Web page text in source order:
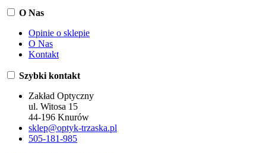
O Nas
Opinie o sklepie
O Nas
Kontakt
Szybki kontakt
Zakład Optyczny
ul. Witosa 15
44-196 Knurów
sklep@optyk-trzaska.pl
505-181-985